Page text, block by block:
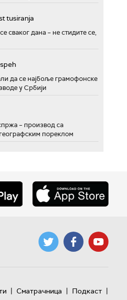
tusiranja
сваког дана – не стидите се,
да се најбоље грамофонске
у Србији
– производ са
пореклом
| Сматрачница | Подкаст |